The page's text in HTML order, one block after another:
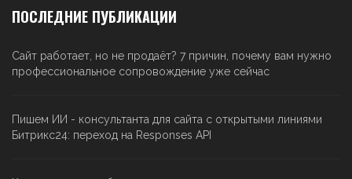
ПОСЛЕДНИЕ ПУБЛИКАЦИИ
Сайт работает, но не продаёт? 7 причин, почему вам нужно
профессиональное сопровождение уже сейчас
Пишем ИИ - консультанта для сайта с открытыми линиями
Битрикс24: переход на Responses API